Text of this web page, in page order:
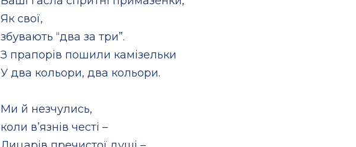
Як свої,
збувають “два за три”.
З прапорів пошили камізельки
У два кольори, два кольори.
Ми й незчулись,
коли в’язнів честі –